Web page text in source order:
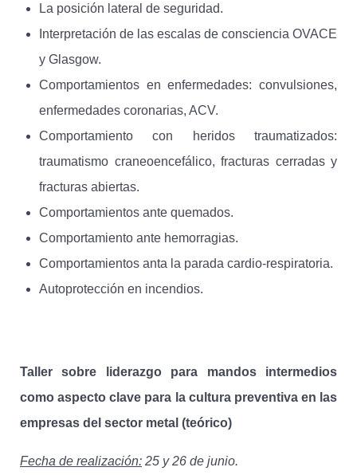
La posición lateral de seguridad.
Interpretación de las escalas de consciencia OVACE
y Glasgow.
Comportamientos en enfermedades: convulsiones,
enfermedades coronarias, ACV.
Comportamiento con heridos traumatizados:
traumatismo craneoencefálico, fracturas cerradas y
fracturas abiertas.
Comportamientos ante quemados.
Comportamiento ante hemorragias.
Comportamientos anta la parada cardio-respiratoria.
Autoprotección en incendios.
Taller sobre liderazgo para mandos intermedios
como aspecto clave para la cultura preventiva en las
empresas del sector metal (teórico)
Fecha de realización: 25 y 26 de junio.